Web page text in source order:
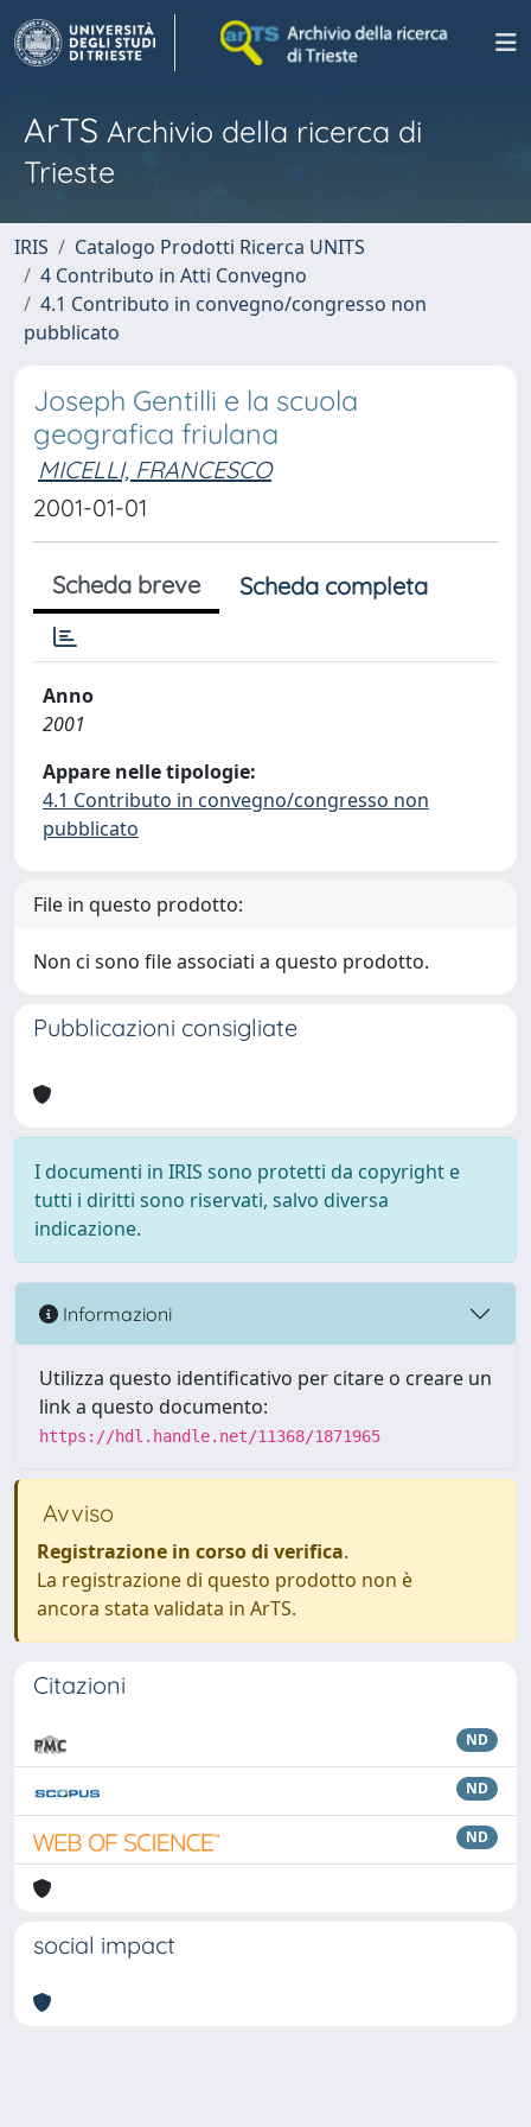
ArTS Archivio della ricerca di
Trieste
IRIS
Catalogo Prodotti Ricerca UNITS
4 Contributo in Atti Convegno
4.1 Contributo in convegno/congresso non
pubblicato
Joseph Gentilli e la scuola
geografica friulana
MICELLI, FRANCESCO
2001-01-01
Scheda breve Scheda completa
Anno
2001
Appare nelle tipologie:
4.1 Contributo in convegno/congresso non
pubblicato
File in questo prodotto:
Non ci sono file associati a questo prodotto.
Pubblicazioni consigliate
I documenti in IRIS sono protetti da copyright e
tutti i diritti sono riservati, salvo diversa
indicazione.
Informazioni
Utilizza questo identificativo per citare o creare un
link a questo documento:
https://hdl.handle.net/11368/1871965
Avviso
Registrazione in corso di verifica.
La registrazione di questo prodotto non è
ancora stata validata in ArTS.
Citazioni
ND
ND
ND
social impact